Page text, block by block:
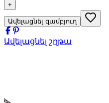
+
Ավելացնել զամբյուղ
Ավելացնել շղթա